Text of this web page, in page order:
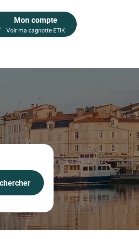
Mon compte
Voir ma cagnotte ETIK